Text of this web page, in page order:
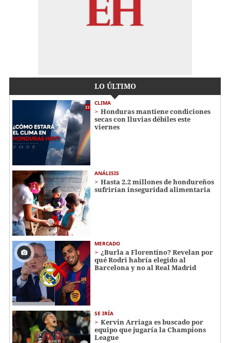
LO ÚLTIMO
CLIMA
Honduras mantiene condiciones
secas con lluvias débiles este
viernes
ANÁLISIS
Hasta 2.2 millones de hondureños
sufrirían inseguridad alimentaria
MERCADO
¿Burla a Florentino? Revelan por
qué Rodri habría elegido al
Barcelona y no al Real Madrid
SE IRÍA
Kervin Arriaga es buscado por
equipo que jugaría la Champions
League